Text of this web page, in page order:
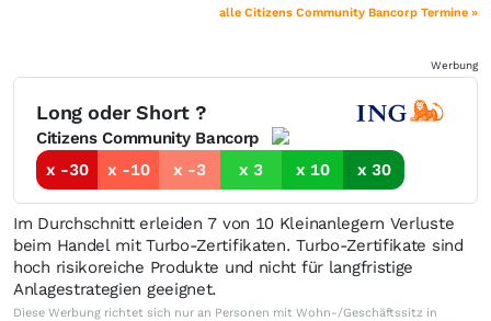
alle Citizens Community Bancorp Termine »
Werbung
Long oder Short ?
Citizens Community Bancorp
x -30
x -10 x -3 x 3 x 10 x 30
Im Durchschnitt erleiden 7 von 10 Kleinanlegern Verluste
beim Handel mit Turbo-Zertifikaten. Turbo-Zertifikate sind
hoch risikoreiche Produkte und nicht für langfristige
Anlagestrategien geeignet.
Diese Werbung richtet sich nur an Personen mit Wohn-/Geschäftssitz in